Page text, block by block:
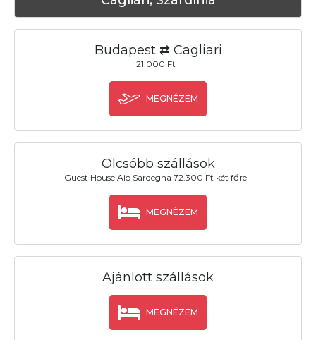
Budapest ⇄ Cagliari
21.000 Ft
MEGNÉZEM
Olcsóbb szállások
Guest House Aio Sardegna 72.300 Ft két főre
MEGNÉZEM
Ajánlott szállások
MEGNÉZEM